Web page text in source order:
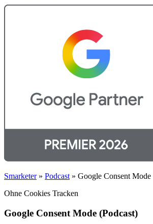
Smarketer» Podcast » Google Consent Mode
Ohne Cookies Tracken
Google Consent Mode (Podcast)